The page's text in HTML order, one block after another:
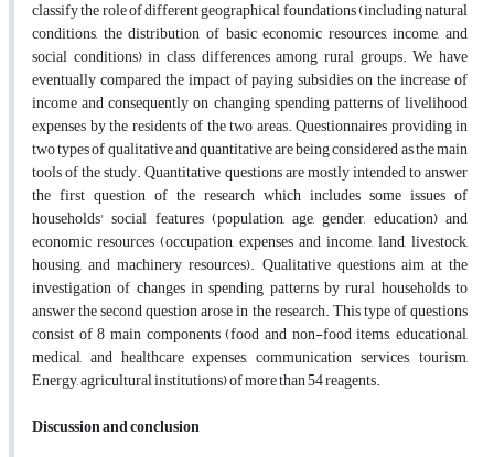
classify the role of different geographical foundations (including natural
conditions, the distribution of basic economic resources, income, and
social conditions) in class differences among rural groups. We have
eventually compared the impact of paying subsidies on the increase of
income and consequently on changing spending patterns of livelihood
expenses by the residents of the two areas. Questionnaires providing in
two types of qualitative and quantitative are being considered as the main
tools of the study. Quantitative questions are mostly intended to answer
the first question of the research which includes some issues of
households' social features (population, age, gender, education) and
economic resources (occupation, expenses and income, land, livestock,
housing, and machinery resources). Qualitative questions aim at the
investigation of changes in spending patterns by rural households to
answer the second question arose in the research. This type of questions
consist of 8 main components (food and non-food items, educational,
medical, and healthcare expenses, communication services, tourism,
Energy, agricultural institutions) of more than 54 reagents.
Discussion and conclusion